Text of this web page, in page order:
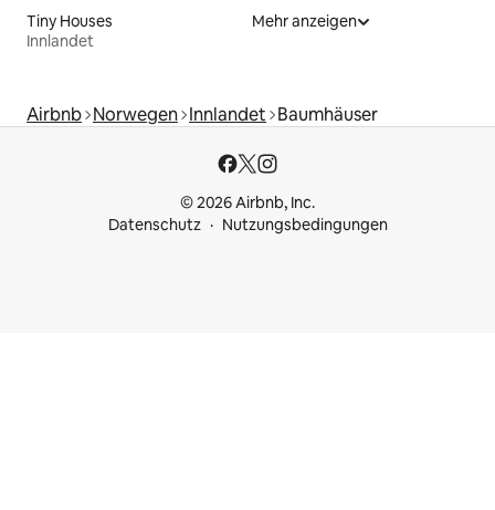
Tiny Houses
Innlandet
Mehr anzeigen
Airbnb Norwegen Innlandet Baumhäuser
© 2026 Airbnb, Inc.
Datenschutz
Nutzungsbedingungen